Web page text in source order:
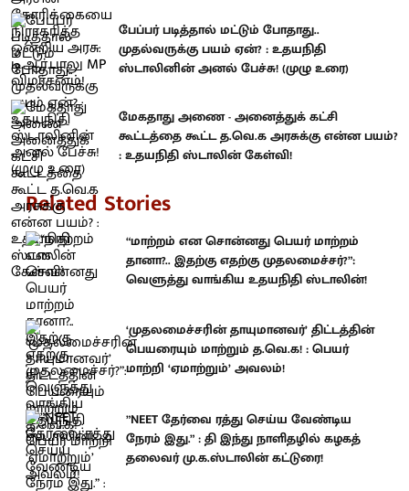
பேப்பர் படித்தால் மட்டும் போதாது..
முதல்வருக்கு பயம் ஏன்? : உதயநிதி
ஸ்டாலினின் அனல் பேச்சு! (முழு உரை)
மேகதாது அணை - அனைத்துக் கட்சி
கூட்டத்தை கூட்ட த.வெ.க அரசுக்கு என்ன பயம்?
: உதயநிதி ஸ்டாலின் கேள்வி!
Related Stories
“மாற்றம் என சொன்னது பெயர் மாற்றம்
தானா?.. இதற்கு எதற்கு முதலமைச்சர்?”:
வெளுத்து வாங்கிய உதயநிதி ஸ்டாலின்!
‘முதலமைச்சரின் தாயுமானவர்’ திட்டத்தின்
பெயரையும் மாற்றும் த.வெ.க! : பெயர்
மாற்றி ‘ஏமாற்றும்’ அவலம்!
”NEET தேர்வை ரத்து செய்ய வேண்டிய
நேரம் இது.” : தி இந்து நாளிதழில் கழகத்
தலைவர் மு.க.ஸ்டாலின் கட்டுரை!